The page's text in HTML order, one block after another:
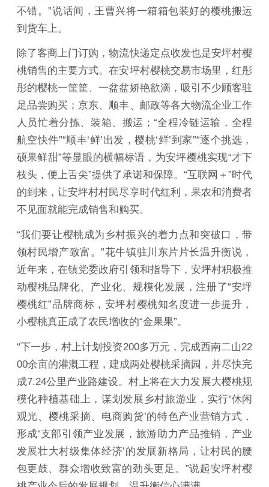
不错。”说话间，王曹兴将一箱箱包装好的樱桃搬运
到货车上。
除了客商上门订购，物流快递定点收发也是安坪村樱
桃销售的主要方式。在安坪村樱桃交易市场里，红彤
彤的樱桃一筐筐、一盆盆娇艳欲滴，吸引不少顾客驻
足品尝购买；京东、顺丰、邮政等各大物流企业工作
人员忙着分拣、装箱、搬运；“全程冷链运输，全程
航空快件”“顺丰‘鲜’出发，樱桃‘鲜’到家”“逐个挑选，
硕果鲜甜”等显眼的横幅标语，为安坪樱桃实现“才下
枝头，便上舌尖”提供了承诺和保障。“互联网＋”时代
的到来，让安坪村村民尽享时代红利，果农和消费者
不见面就能完成销售和购买。
“我们要让樱桃成为乡村振兴的着力点和突破口，带
领村民增产致富。”花牛镇驻川东片片长温升衡说，
近年来，在镇党委政府引领和指导下，安坪村积极推
动樱桃品牌化、产业化、规模化发展，注册了“安坪
樱桃红”品牌商标，安坪村樱桃知名度进一步提升，
小樱桃真正成了农民增收的“金果果”。
“下一步，村上计划投资200多万元，完成西南二山22
00余亩的灌溉工程，建成两处樱桃采摘园，并尽快完
成7.24公里产业路建设。村上将在大力发展大樱桃规
模化种植基础上，谋划发展乡村旅游业，实行‘休闲
观光、樱桃采摘、电商购货’的特色产业营销方式，
形成‘支部引领产业发展，旅游助力产品推销，产业
发展壮大村级集体经济’的发展新格局，让村民的腰
包更鼓、群众增收致富的劲头更足。”说起安坪村樱